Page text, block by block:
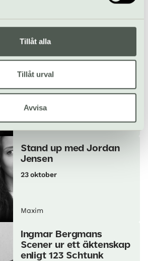
Tillåt alla
Tillåt urval
Avvisa
händer – Maxim
Hits & historier 67-69
8 oktober
Maxim
Stand up med Jordan
Jensen
23 oktober
Maxim
Ingmar Bergmans
Scener ur ett äktenskap
enligt 123 Schtunk